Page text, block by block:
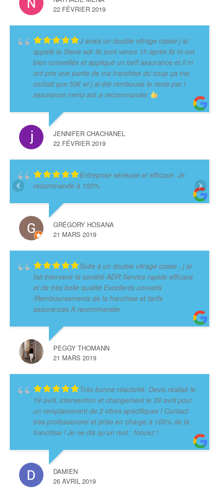
22 FÉVRIER 2019
J avais un double vitrage cassé j ai
appelé la Steve adr ils sont venus 1h après ils m ont
bien conseillés et appliqué un tarif assurance et il m
ont pris une partie de ma franchise du coup ça me
coûtait que 50€ et j ai été rembousé le reste par l
assurance merci adr a recommander
JENNIFER CHACHANEL
22 FÉVRIER 2019
Entreprise sérieuse et efficace. Je
recommande à 100%
GRÉGORY HOSANA
21 MARS 2019
Suite à un double vitrage cassé , j ai
fait intervenir la société ADR Service rapide efficace
et de très belle qualité Excellents conseils
/Remboursements de la franchise et tarifs
assurances A recommander
PEGGY THOMANN
21 MARS 2019
Très bonne réactivité. Devis réalisé le
19 avril, intervention et changement le 26 avril pour
un remplacement de 2 vitres spécifiques ! Contact
très professionnel et prise en charge à 100% de la
franchise ! Je ne dis qu'un mot : foncez !
DAMIEN
26 AVRIL 2019